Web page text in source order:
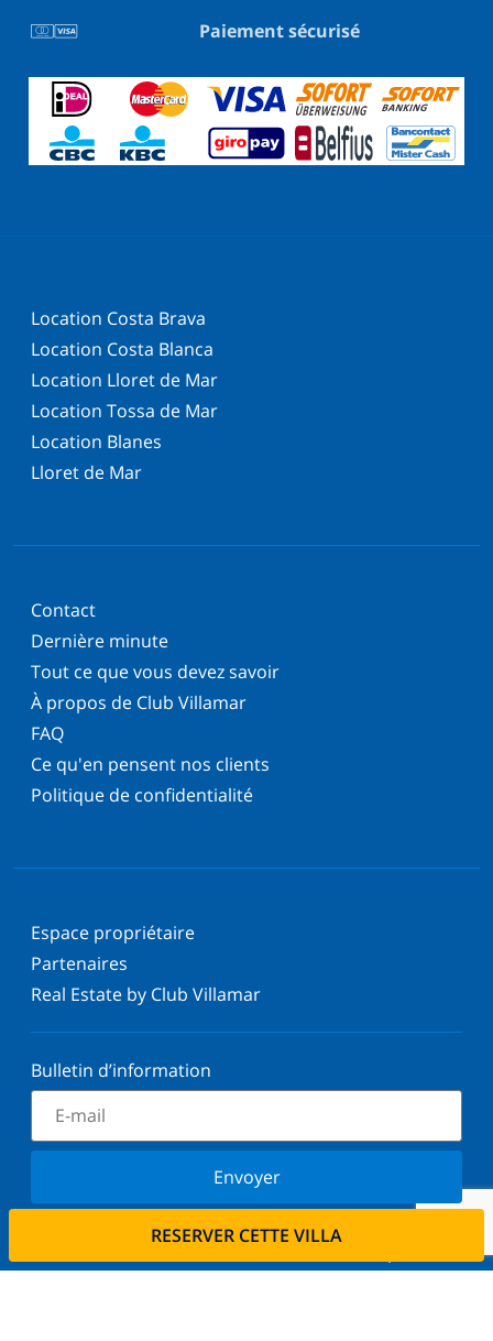
RESERVER CETTE VILLA
Paiement sécurisé
Location Costa Brava
Location Costa Blanca
Location Lloret de Mar
Location Tossa de Mar
Location Blanes
Lloret de Mar
Contact
Dernière minute
Tout ce que vous devez savoir
À propos de Club Villamar
FAQ
Ce qu'en pensent nos clients
Politique de confidentialité
Espace propriétaire
Partenaires
Real Estate by Club Villamar
Bulletin d’information
Envoyer
Inscrivez-vous à notre newsletter et restez informé
votre vie privée.